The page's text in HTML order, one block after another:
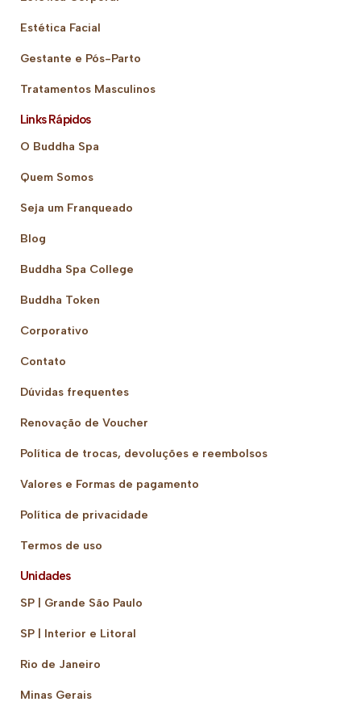
Estética Facial
Gestante e Pós-Parto
Tratamentos Masculinos
Links Rápidos
O Buddha Spa
Quem Somos
Seja um Franqueado
Blog
Buddha Spa College
Buddha Token
Corporativo
Contato
Dúvidas frequentes
Renovação de Voucher
Política de trocas, devoluções e reembolsos
Valores e Formas de pagamento
Política de privacidade
Termos de uso
Unidades
SP | Grande São Paulo
SP | Interior e Litoral
Rio de Janeiro
Minas Gerais